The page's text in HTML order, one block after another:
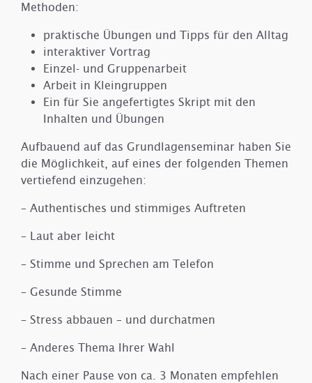
Methoden:
praktische Übungen und Tipps für den Alltag
interaktiver Vortrag
Einzel- und Gruppenarbeit
Arbeit in Kleingruppen
Ein für Sie angefertigtes Skript mit den
Inhalten und Übungen
Aufbauend auf das Grundlagenseminar haben Sie
die Möglichkeit, auf eines der folgenden Themen
vertiefend einzugehen:
– Authentisches und stimmiges Auftreten
– Laut aber leicht
– Stimme und Sprechen am Telefon
– Gesunde Stimme
– Stress abbauen – und durchatmen
– Anderes Thema Ihrer Wahl
Nach einer Pause von ca. 3 Monaten empfehlen